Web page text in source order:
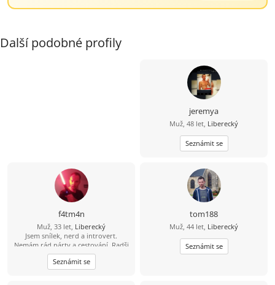
Další podobné profily
jeremya
Muž, 48 let, Liberecký
Seznámit se
f4tm4n
Muž, 33 let, Liberecký
Jsem snílek, nerd a introvert.
Nemám rád párty a cestování. Radši
si čtu nebo se projdu a rád
modelařím. Jsem romantik a doufám
že mi osud nějak přihraje do cesty
Seznámit se
tom188
Muž, 44 let, Liberecký
Seznámit se